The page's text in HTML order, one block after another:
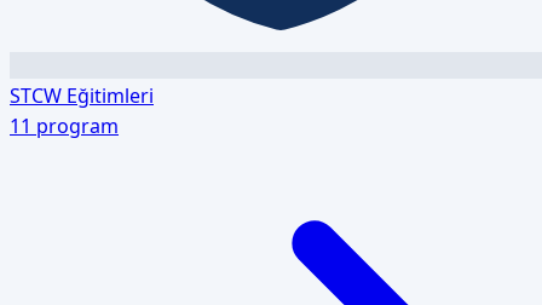
STCW Eğitimleri
11 program